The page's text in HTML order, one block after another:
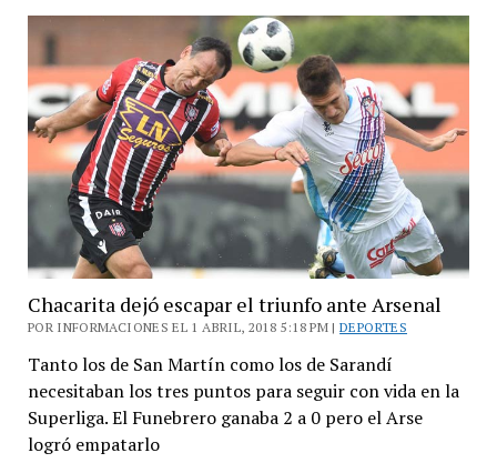
a
Estudiantes
y
se
aferra
a
la
ilusión
de
la
permanencia
Chacarita dejó escapar el triunfo ante Arsenal
POR INFORMACIONES EL 1 ABRIL, 2018 5:18 PM |DEPORTES
Tanto los de San Martín como los de Sarandí
necesitaban los tres puntos para seguir con vida en la
Superliga. El Funebrero ganaba 2 a 0 pero el Arse
logró empatarlo